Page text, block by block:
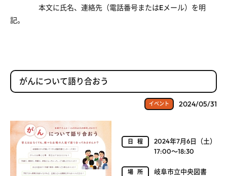
本文に氏名、連絡先（電話番号またはEメール）を明
記。
がんについて語り合おう
イベント 2024/05/31
日程
2024年7月6日（土）
17:00～18:30
場所
岐阜市立中央図書